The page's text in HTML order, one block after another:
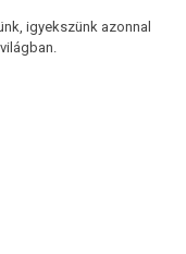
igyekszünk azonnal